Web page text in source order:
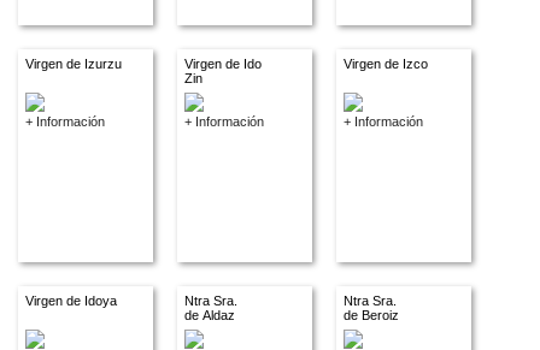
Virgen de Izurzu
+ Información
Virgen de Ido
Zin
+ Información
Virgen de Izco
+ Información
Virgen de Idoya
Ntra Sra.
de Aldaz
Ntra Sra.
de Beroiz